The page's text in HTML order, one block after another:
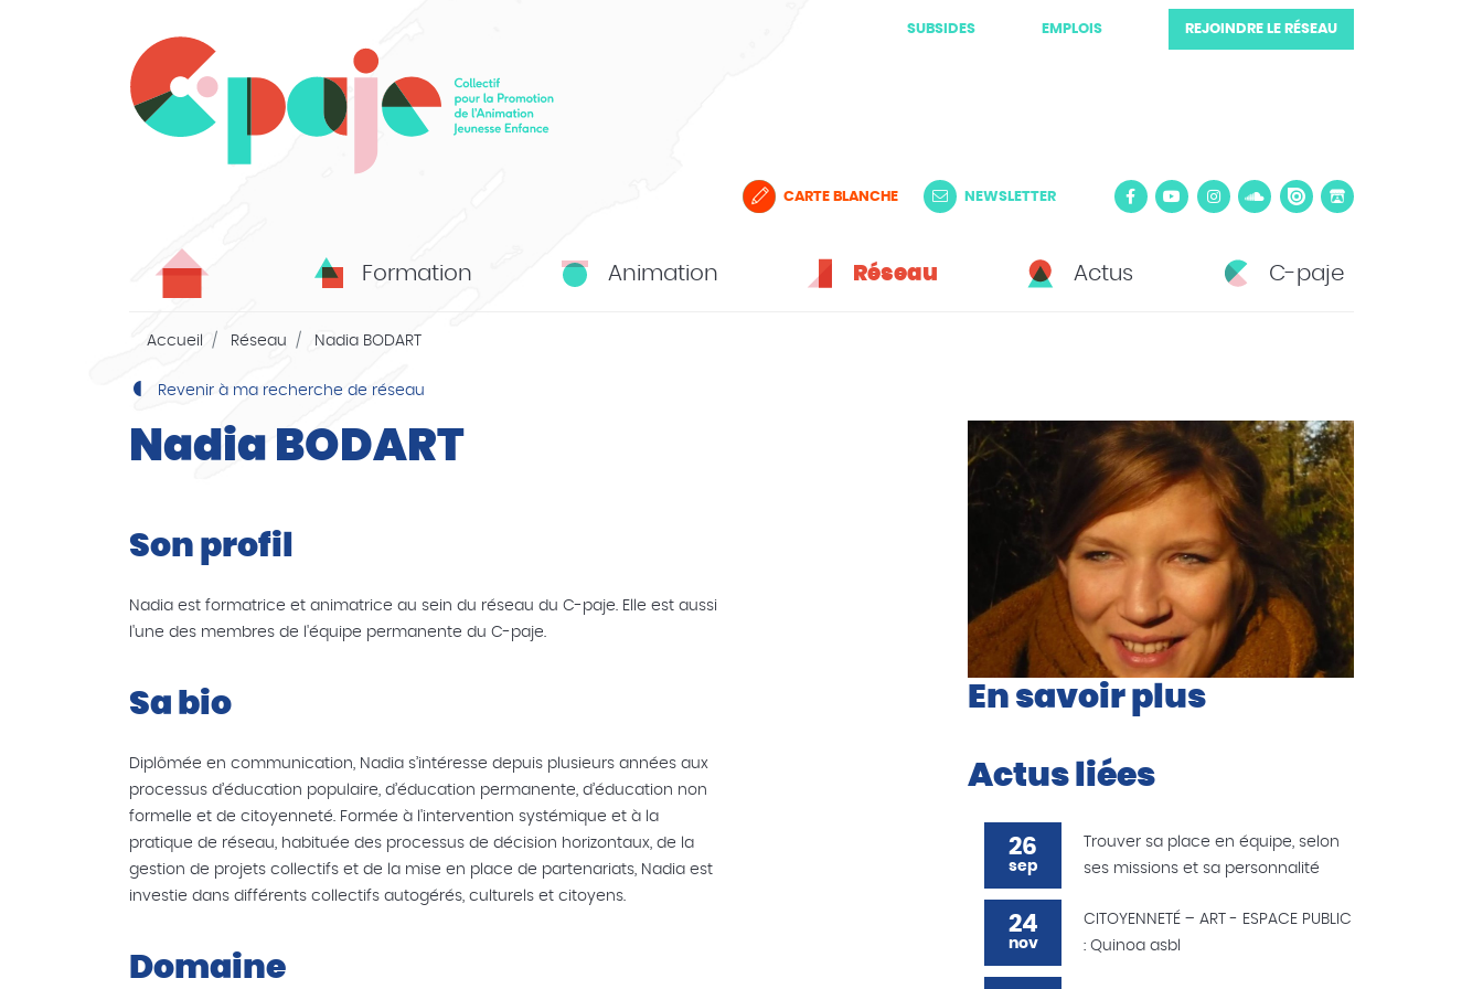
SUBSIDES EMPLOIS REJOINDRE LE RÉSEAU
CARTE BLANCHE NEWSLETTER
Formation Animation Réseau Actus C-paje
Accueil Réseau Nadia BODART
Revenir à ma recherche de réseau
Nadia BODART
Son profil
Nadia est formatrice et animatrice au sein du réseau du C-paje. Elle est aussi
l'une des membres de l'équipe permanente du C-paje.
Sa bio
Diplômée en communication, Nadia s’intéresse depuis plusieurs années aux
processus d’éducation populaire, d’éducation permanente, d’éducation non
formelle et de citoyenneté. Formée à l'intervention systémique et à la
pratique de réseau, habituée des processus de décision horizontaux, de la
gestion de projets collectifs et de la mise en place de partenariats, Nadia est
investie dans différents collectifs autogérés, culturels et citoyens.
Domaine
En savoir plus
Actus liées
26
sep
Trouver sa place en équipe, selon
ses missions et sa personnalité
24
nov
CITOYENNETÉ – ART - ESPACE PUBLIC
: Quinoa asbl